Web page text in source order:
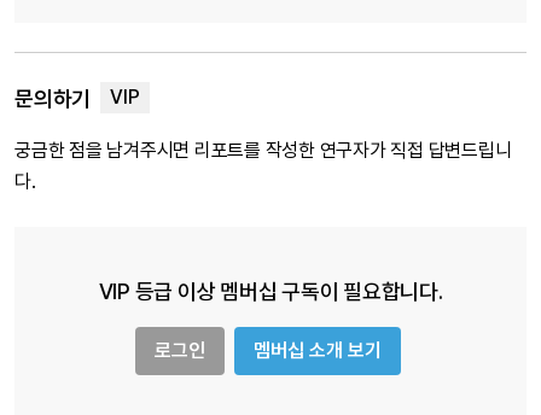
문의하기
궁금한 점을 남겨주시면 리포트를 작성한 연구자가 직접 답변드립니
다.
VIP 등급 이상 멤버십 구독이 필요합니다.
로그인 멤버십 소개 보기